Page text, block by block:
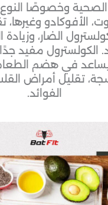
الصحية وخصوصًا
الأفوكادو وغيرها،
الضار، وزيادة
الكولسترول مفيد
يساعد في هضم
تقليل أمراض
الفوائد.